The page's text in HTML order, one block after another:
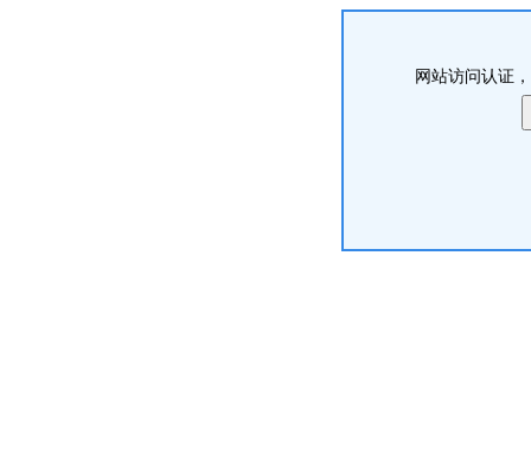
网站访问认证